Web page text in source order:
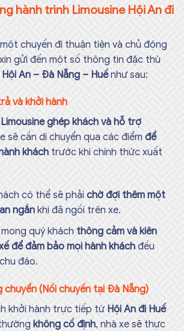
hành trình Limousine Hội An đi
chuyến đi thuận tiện và chủ động
gửi đến một số thông tin đặc thù
An – Đà Nẵng – Huếnhư sau:
và khởi hành
ghép khách và hỗ trợ
sẽ cần di chuyển qua các điểmđể
khách trước khi chính thức xuất
có thể sẽ phảichờ đợi thêm một
ngắnkhi đã ngồi trên xe.
quý khách thông cảm và kiên
để đảm bảo mọi hành kháchđều
đáo.
chuyển (Nối chuyến tại Đà Nẵng)
khởi hành trực tiếp từ Hội An đi Huế
không cố định, nhà xe sẽ thực